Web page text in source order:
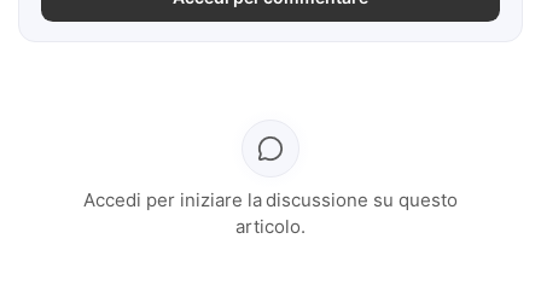
Accedi per iniziare la discussione su questo
articolo.